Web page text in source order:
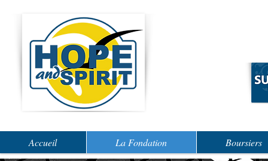
Accueil La Fondation Boursiers